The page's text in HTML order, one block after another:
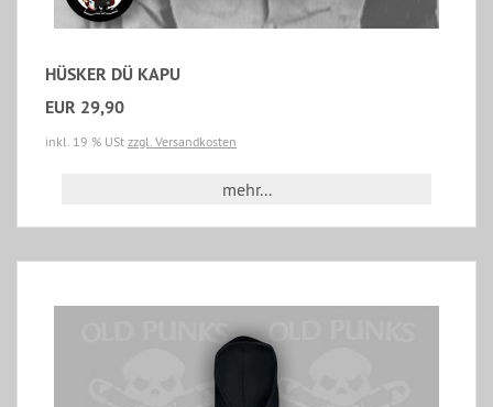
HÜSKER DÜ KAPU
EUR 29,90
inkl. 19 % USt zzgl. Versandkosten
mehr...